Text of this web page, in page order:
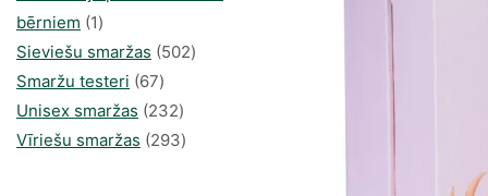
bērniem 11
produkti
Sieviešu smaržas 502502
Smaržu testeri 6767
produkts
Unisex smaržas 232232
produkts
Vīriešu smaržas 293293